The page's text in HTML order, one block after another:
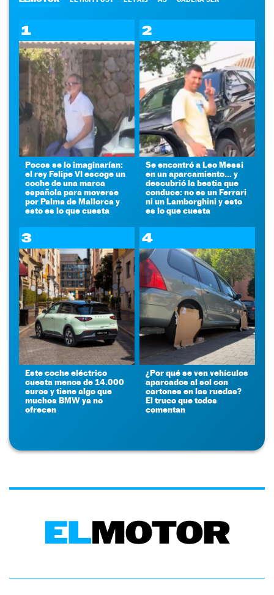
1
Pocos se lo imaginarían:
el rey Felipe VI escoge un
coche de una marca
española para moverse
por Palma de Mallorca y
esto es lo que cuesta
2
Se encontró a Leo Messi
en un aparcamiento... y
descubrió la bestia que
conduce: no es un Ferrari
ni un Lamborghini y esto
es lo que cuesta
3
Este coche eléctrico
cuesta menos de 14.000
euros y tiene algo que
muchos BMW ya no
ofrecen
4
¿Por qué se ven vehículos
aparcados al sol con
cartones en las ruedas?
El truco que todos
comentan